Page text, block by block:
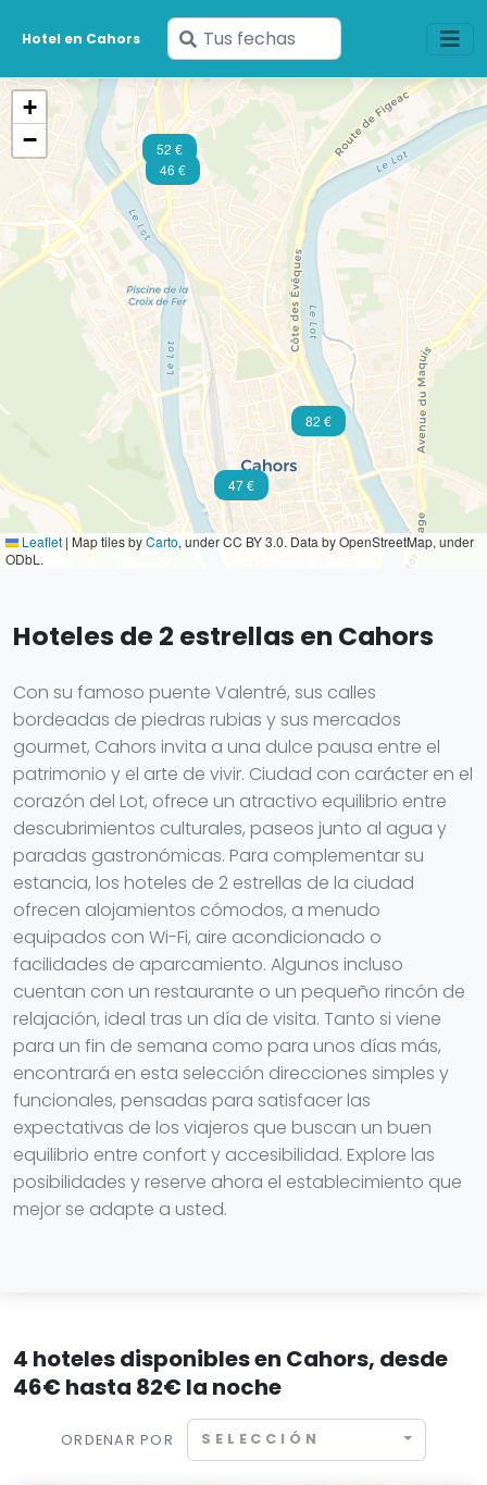
Hotel en Cahors
Ingresa
tus
fechas
46 €
47 €
82 €
52 €
+
−
Leaflet | Map tiles byCarto, under CC BY 3.0. Data by OpenStreetMap, under
ODbL.
Hoteles de 2 estrellas en Cahors
Con su famoso puente Valentré, sus calles
bordeadas de piedras rubias y sus mercados
gourmet, Cahors invita a una dulce pausa entre el
patrimonio y el arte de vivir. Ciudad con carácter en el
corazón del Lot, ofrece un atractivo equilibrio entre
descubrimientos culturales, paseos junto al agua y
paradas gastronómicas. Para complementar su
estancia, los hoteles de 2 estrellas de la ciudad
ofrecen alojamientos cómodos, a menudo
equipados con Wi-Fi, aire acondicionado o
facilidades de aparcamiento. Algunos incluso
cuentan con un restaurante o un pequeño rincón de
relajación, ideal tras un día de visita. Tanto si viene
para un fin de semana como para unos días más,
encontrará en esta selección direcciones simples y
funcionales, pensadas para satisfacer las
expectativas de los viajeros que buscan un buen
equilibrio entre confort y accesibilidad. Explore las
posibilidades y reserve ahora el establecimiento que
mejor se adapte a usted.
4 hoteles disponibles en Cahors, desde
46€ hasta 82€ la noche
ORDENAR POR SELECCIÓN